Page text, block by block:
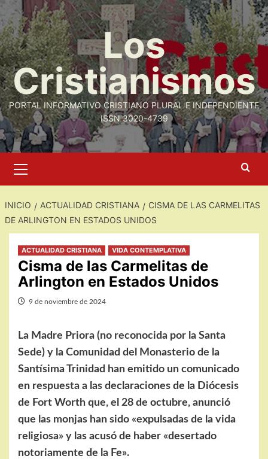
Saltar
al
contenido
Los
Cristianismos
PORTAL INFORMATIVO CRISTIANO PLURAL E INDEPENDIENTE
ISSN 3020-4739
primario
INICIO ACTUALIDAD CRISTIANA
CISMA DE LAS CARMELITAS
DE ARLINGTON EN ESTADOS UNIDOS
ACTUALIDAD CRISTIANA VIDA CONTEMPLATIVA
Cisma de las Carmelitas de
Arlington en Estados Unidos
9 de noviembre de 2024
La Madre Priora (no reconocida por la Santa
Sede) y la Comunidad del Monasterio de la
Santísima Trinidad han emitido un comunicado
en respuesta a las declaraciones de la Diócesis
de Fort Worth que, el 28 de octubre, anunció
que las monjas han sido «expulsadas de la vida
religiosa» y las acusó de haber «desertado
notoriamente de la Fe».